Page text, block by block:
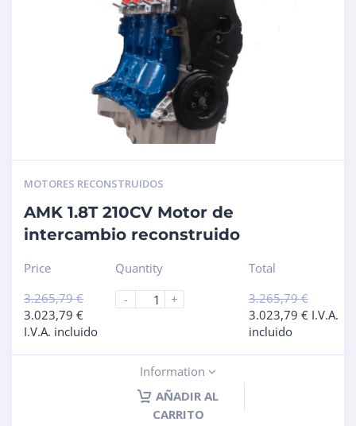
MOTORES RECONSTRUIDOS
AMK 1.8T 210CV Motor de
intercambio reconstruido
Price
3.265,79€
3.023,79 €
I.V.A. incluido
Quantity
-
+
Total
3.265,79€
3.023,79 € I.V.A.
incluido
Information
AÑADIR AL
CARRITO